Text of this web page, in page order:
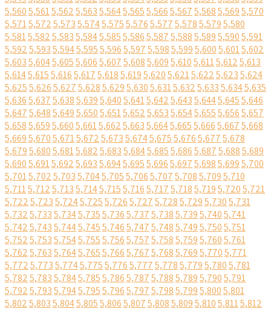
5,5605,5615,5625,5635,5645,5655,5665,5675,5685,5695,570
5,5715,5725,5735,5745,5755,5765,5775,5785,5795,580
5,5815,5825,5835,5845,5855,5865,5875,5885,5895,5905,591
5,5925,5935,5945,5955,5965,5975,5985,5995,6005,6015,602
5,6035,6045,6055,6065,6075,6085,6095,6105,6115,6125,613
5,6145,6155,6165,6175,6185,6195,6205,6215,6225,6235,624
5,6255,6265,6275,6285,6295,6305,6315,6325,6335,6345,635
5,6365,6375,6385,6395,6405,6415,6425,6435,6445,6455,646
5,6475,6485,6495,6505,6515,6525,6535,6545,6555,6565,657
5,6585,6595,6605,6615,6625,6635,6645,6655,6665,6675,668
5,6695,6705,6715,6725,6735,6745,6755,6765,6775,678
5,6795,6805,6815,6825,6835,6845,6855,6865,6875,6885,689
5,6905,6915,6925,6935,6945,6955,6965,6975,6985,6995,700
5,7015,7025,7035,7045,7055,7065,7075,7085,7095,710
5,7115,7125,7135,7145,7155,7165,7175,7185,7195,7205,721
5,7225,7235,7245,7255,7265,7275,7285,7295,7305,731
5,7325,7335,7345,7355,7365,7375,7385,7395,7405,741
5,7425,7435,7445,7455,7465,7475,7485,7495,7505,751
5,7525,7535,7545,7555,7565,7575,7585,7595,7605,761
5,7625,7635,7645,7655,7665,7675,7685,7695,7705,771
5,7725,7735,7745,7755,7765,7775,7785,7795,7805,781
5,7825,7835,7845,7855,7865,7875,7885,7895,7905,791
5,7925,7935,7945,7955,7965,7975,7985,7995,8005,801
5,8025,8035,8045,8055,8065,8075,8085,8095,8105,8115,812